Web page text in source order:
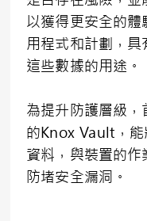
以獲得更安全的
用程式和計劃，
這些數據的用途。
為提升防護層級
的Knox Vault，
資料，與裝置的
防堵安全漏洞。